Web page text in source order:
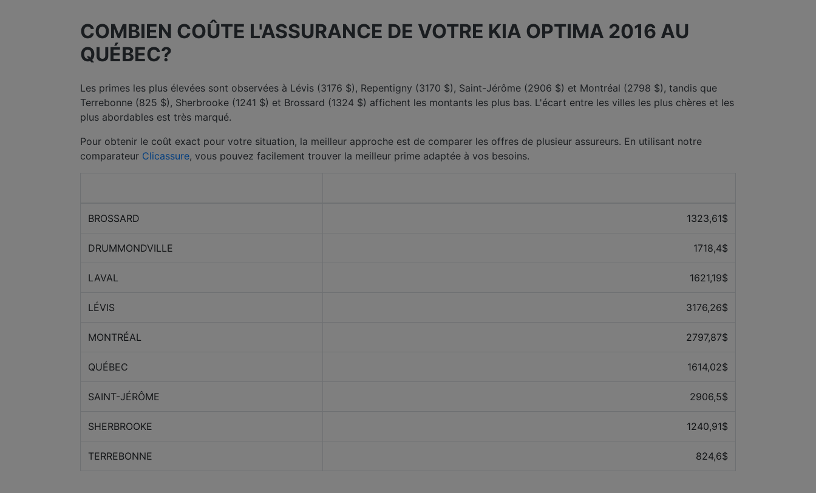
COMBIEN COÛTE L'ASSURANCE DE VOTRE KIA OPTIMA 2016 AU
QUÉBEC?
Les primes les plus élevées sont observées à Lévis (3176 $), Repentigny (3170 $), Saint-Jérôme (2906 $) et Montréal (2798 $), tandis que
Terrebonne (825 $), Sherbrooke (1241 $) et Brossard (1324 $) affichent les montants les plus bas. L'écart entre les villes les plus chères et les
plus abordables est très marqué.
Pour obtenir le coût exact pour votre situation, la meilleur approche est de comparer les offres de plusieur assureurs. En utilisant notre
comparateur Clicassure, vous pouvez facilement trouver la meilleur prime adaptée à vos besoins.
BROSSARD 1323,61$
DRUMMONDVILLE 1718,4$
LAVAL 1621,19$
LÉVIS 3176,26$
MONTRÉAL 2797,87$
QUÉBEC 1614,02$
SAINT-JÉRÔME 2906,5$
SHERBROOKE 1240,91$
TERREBONNE 824,6$